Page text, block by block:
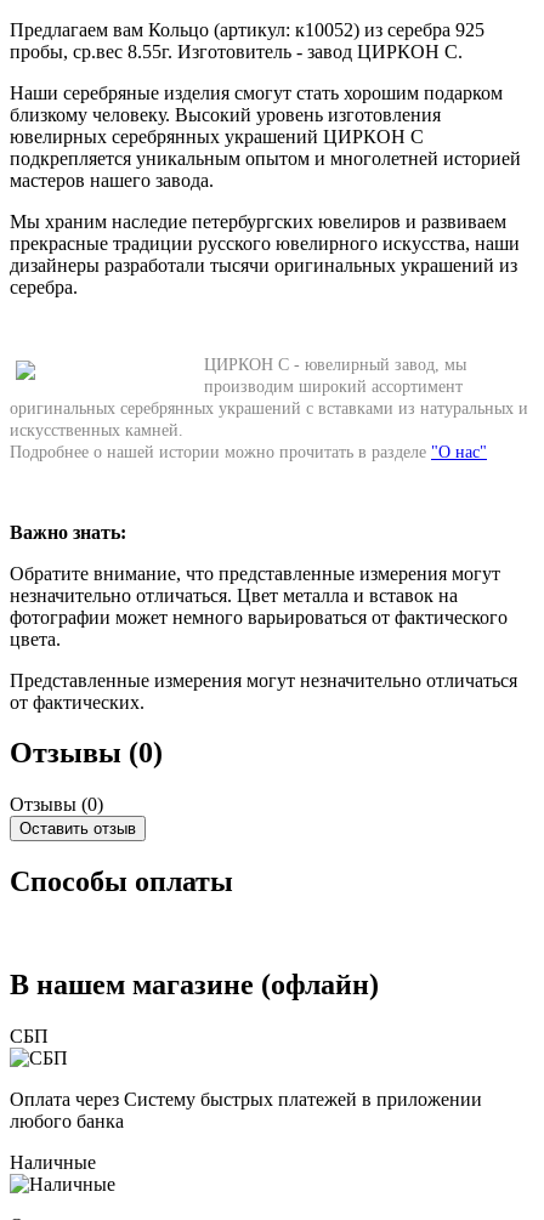
Предлагаем вам Кольцо (артикул: к10052) из серебра 925
пробы, ср.вес 8.55г. Изготовитель - завод ЦИРКОН С.
Наши серебряные изделия смогут стать хорошим подарком
близкому человеку. Высокий уровень изготовления
ювелирных серебрянных украшений ЦИРКОН С
подкрепляется уникальным опытом и многолетней историей
мастеров нашего завода.
Мы храним наследие петербургских ювелиров и развиваем
прекрасные традиции русского ювелирного искусства, наши
дизайнеры разработали тысячи оригинальных украшений из
серебра.
ЦИРКОН С - ювелирный завод, мы
производим широкий ассортимент
оригинальных серебрянных украшений с вставками из натуральных и
искусственных камней.
Подробнее о нашей истории можно прочитать в разделе "О нас"
Важно знать:
Обратите внимание, что представленные измерения могут
незначительно отличаться. Цвет металла и вставок на
фотографии может немного варьироваться от фактического
цвета.
Представленные измерения могут незначительно отличаться
от фактических.
Отзывы (0)
Отзывы (0)
Оставить отзыв
Способы оплаты
В нашем магазине (офлайн)
СБП
Оплата через Систему быстрых платежей в приложении
любого банка
Наличные